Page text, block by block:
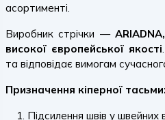
асортименті.
Виробник стрічки —
високої європейської якості
та відповідає вимогам
Призначення кіперної тасьми:
Підсилення швів у швейних